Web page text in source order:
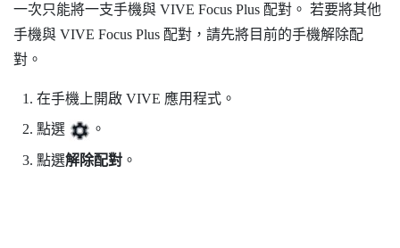
一次只能將一支手機與 VIVE Focus Plus 配對。 若要將其他
手機與 VIVE Focus Plus 配對，請先將目前的手機解除配
對。
在手機上開啟 VIVE 應用程式。
點選 。
點選解除配對。